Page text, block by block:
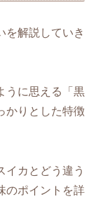
を解説していき
うに思える「黒
かりとした特徴
イカとどう違う
のポイントを詳